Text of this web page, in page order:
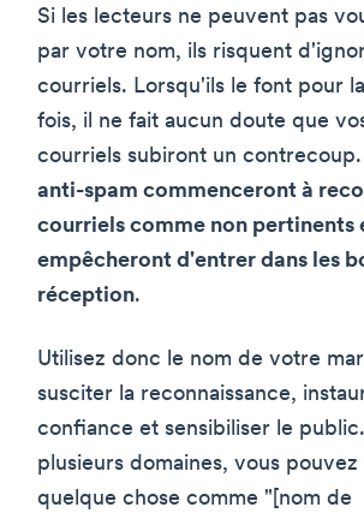
Si les lecteurs ne peuvent pas
par votre nom, ils risquent
courriels. Lorsqu'ils le font pour
fois, il ne fait aucun doute que
courriels subiront un contrecoup.
anti-spam commenceront à
courriels comme non pertinents
empêcheront d'entrer dans les
réception.
Utilisez donc le nom de votre
susciter la reconnaissance,
confiance et sensibiliser le
plusieurs domaines, vous
quelque chose comme "[nom de